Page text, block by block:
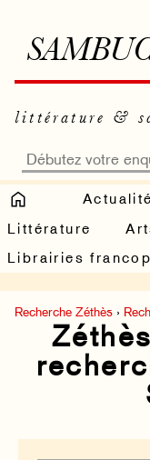
littérature &
Littérature
Librairies
Recherche Zéthès ›